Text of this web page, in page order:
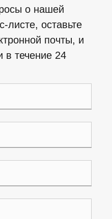
о нашей
листе, оставьте
почты, и
течение 24